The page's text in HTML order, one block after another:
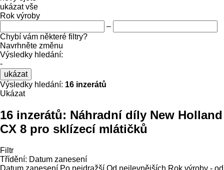
ukázat vše
Rok výroby
–
Chybí vám některé filtry?
Navrhněte změnu
Výsledky hledání:
-
ukázat
Výsledky hledání: 16 inzerátů
Ukázat
16 inzerátů: Náhradní díly New Holland
CX 8 pro sklízecí mlátičků
Filtr
Třídění: Datum zanesení
Datum zanesení Po nejdražší Od nejlevnějších Rok výroby - od